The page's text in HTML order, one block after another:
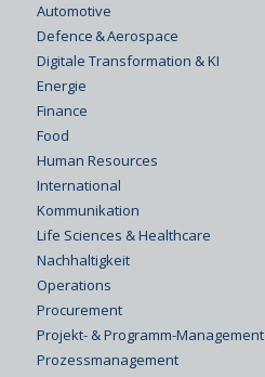
Automotive
Defence & Aerospace
Digitale Transformation & KI
Energie
Finance
Food
Human Resources
International
Kommunikation
Life Sciences & Healthcare
Nachhaltigkeit
Operations
Procurement
Projekt- & Programm-Management
Prozessmanagement